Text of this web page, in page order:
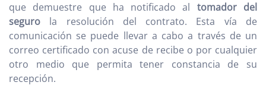
que demuestre que ha notificado al tomador del
seguro la resolución del contrato. Esta vía de
comunicación se puede llevar a cabo a través de un
correo certificado con acuse de recibe o por cualquier
otro medio que permita tener constancia de su
recepción.